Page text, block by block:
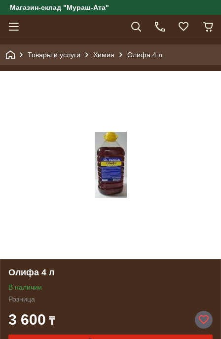
Магазин-склад "Мураш-Ата"
Товары и услуги Химия Олифа 4 л
Олифа 4 л
В наличии
Розница
3 600 ₸